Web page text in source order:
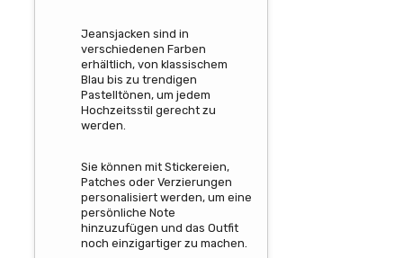
Jeansjacken sind in
verschiedenen Farben
erhältlich, von klassischem
Blau bis zu trendigen
Pastelltönen, um jedem
Hochzeitsstil gerecht zu
werden.
Sie können mit Stickereien,
Patches oder Verzierungen
personalisiert werden, um eine
persönliche Note
hinzuzufügen und das Outfit
noch einzigartiger zu machen.